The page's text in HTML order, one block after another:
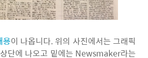
용이 나옵니다. 위의 사진에서는 그래픽
단에 나오고 밑에는 Newsmaker라는